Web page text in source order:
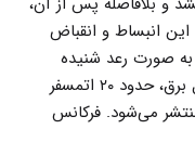
انبساط و انقباض
صورت رعد شنیده
می‌شود. این موج ضربه‌ای در نزدیکی محل برق، حدود ۲۰ اتمسفر
می‌شود. فرکانس